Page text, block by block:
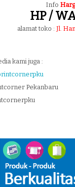
Info
HP /
alamat toko : Jl.
kami juga :
Pekanbaru